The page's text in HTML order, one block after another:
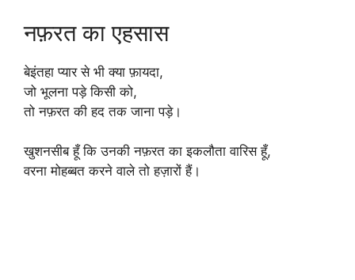
नफ़रत का एहसास
बेइंतहा प्यार से भी क्या फ़ायदा,
जो भूलना पड़े किसी को,
तो नफ़रत की हद तक जाना पड़े।
खुशनसीब हूँ कि उनकी नफ़रत का इकलौता वारिस हूँ,
वरना मोहब्बत करने वाले तो हज़ारों हैं।